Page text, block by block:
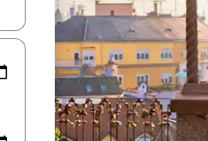
las teclas de flecha hacia